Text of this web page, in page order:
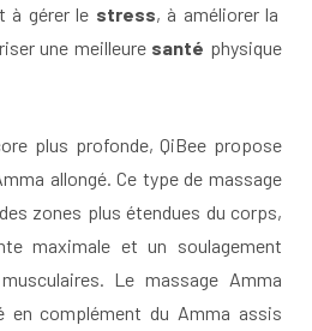
à gérer le stress, à améliorer la
une meilleure santé physique
plus profonde, QiBee propose
allongé. Ce type de massage
zones plus étendues du corps,
maximale et un soulagement
Le massage Amma
en complément du Amma assis